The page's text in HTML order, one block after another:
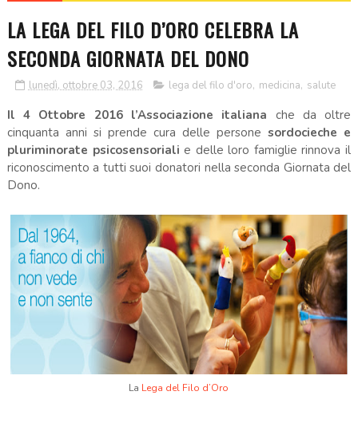
LA LEGA DEL FILO D’ORO CELEBRA LA
SECONDA GIORNATA DEL DONO
lunedì, ottobre 03, 2016 lega del filo d'oro, medicina, salute
Il 4 Ottobre 2016 l’Associazione italiana che da oltre
cinquanta anni si prende cura delle personesordocieche e
pluriminorate psicosensorialie delle loro famiglie rinnova il
riconoscimento a tutti suoi donatori nella seconda Giornata del
Dono.
La Lega del Filo d’Oro